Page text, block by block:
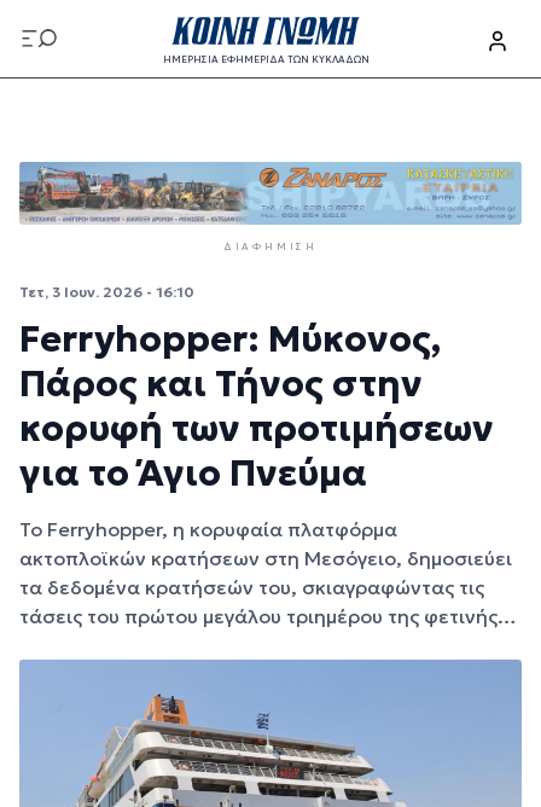
Παράκαμψη προς το κυρίως περιεχόμενο
ΗΜΕΡΗΣΙΑ ΕΦΗΜΕΡΙΔΑ ΤΩΝ ΚΥΚΛΑΔΩΝ
ΔΙΑΦΉΜΙΣΗ
Τετ, 3 Ιουν. 2026 - 16:10
Ferryhopper: Μύκονος,
Πάρος και Τήνος στην
κορυφή των προτιμήσεων
για το Άγιο Πνεύμα
Το Ferryhopper, η κορυφαία πλατφόρμα
ακτοπλοϊκών κρατήσεων στη Μεσόγειο, δημοσιεύει
τα δεδομένα κρατήσεών του, σκιαγραφώντας τις
τάσεις του πρώτου μεγάλου τριημέρου της φετινής…